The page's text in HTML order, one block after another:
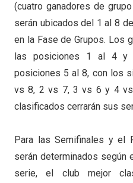
(cuatro ganadores de
serán ubicados del 1 al 8
en la Fase de Grupos. Los
las posiciones 1 al 4 y
posiciones 5 al 8, con los
vs 8, 2 vs 7, 3 vs 6 y 4
clasificados cerrarán sus
Para las Semifinales y el
serán determinados según
serie, el club mejor